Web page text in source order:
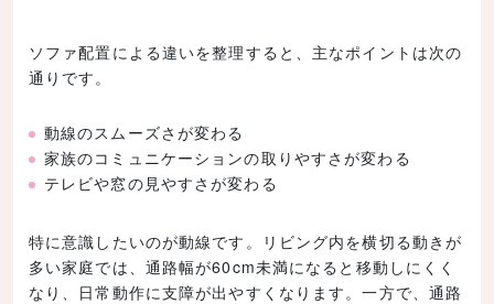
ソファ配置による違いを整理すると、主なポイントは次の
通りです。
動線のスムーズさが変わる
家族のコミュニケーションの取りやすさが変わる
テレビや窓の見やすさが変わる
特に意識したいのが動線です。リビング内を横切る動きが
多い家庭では、通路幅が60cm未満になると移動しにくく
なり、日常動作に支障が出やすくなります。一方で、通路